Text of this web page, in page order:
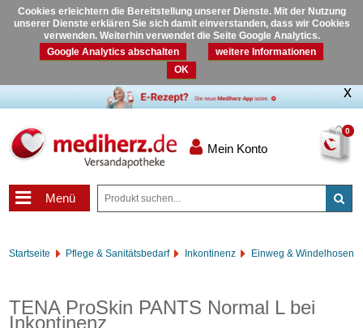
Cookies erleichtern die Bereitstellung unserer Dienste. Mit der Nutzung
unserer Dienste erklären Sie sich damit einverstanden, dass wir Cookies
verwenden. Weiterhin verwendet die Seite Google Analytics.
Google Analytics abschalten
weitere Informationen
OK
0
Mein Konto
Menü
Startseite Pflege & Sanitätsbedarf Inkontinenz Einweg & Windelhosen
TENA ProSkin PANTS Normal L bei
Inkontinenz